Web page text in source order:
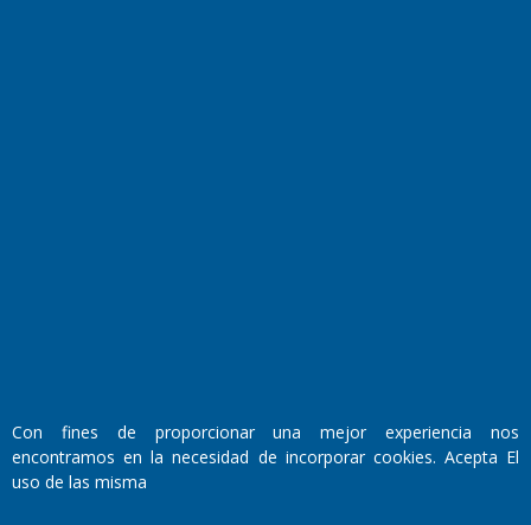
Propietario: El Diario SRL
Director Periodístico:
Walter René Goñi
Con fines de proporcionar una mejor experiencia nos
encontramos en la necesidad de incorporar cookies. Acepta El
uso de las misma